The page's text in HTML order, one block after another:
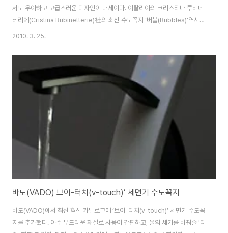
서도 우아하고 고급스러운 디자인이 대세이다. 이탈리아의 크리스티나 루비네
테리에(Cristina Rubinetterie)社의 최신 수도꼭지 ‘버블(Bubbles)’역시
이런 우아함과 고급스러움을 선보인다. 현대적인 디자인의 이 수도꼭지는 폭포
비한 ‘버블’은 고광택 크롬 마감으로 부드러운 곡선 디자인이 더 빛을 발한다.
수도꼭지는 평평하면서도 바깥쪽으로 튀어나오도록 디자인해서 수돗물이 폭
포수 물줄기처럼 세면대 중앙으로 떨어지도록 했다. 출처:
http://www.cristinarubinetterie.com/
2010. 3. 25.
바도(VADO) 브이-터치(v-touch)’ 세면기 수도꼭지
바도(VADO)에서 최신 혁신 카탈로그에 ‘브이-터치(v-touch)’ 세면기 수도꼭
지를 추가했다. 아주 부드러운 재질로 사용이 간편하고, 물의 세기를 바꿔줄 '터